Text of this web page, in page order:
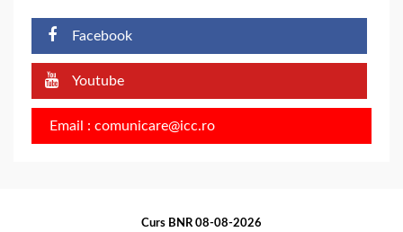
Facebook
Youtube
Email : comunicare@icc.ro
Curs BNR 08-08-2026